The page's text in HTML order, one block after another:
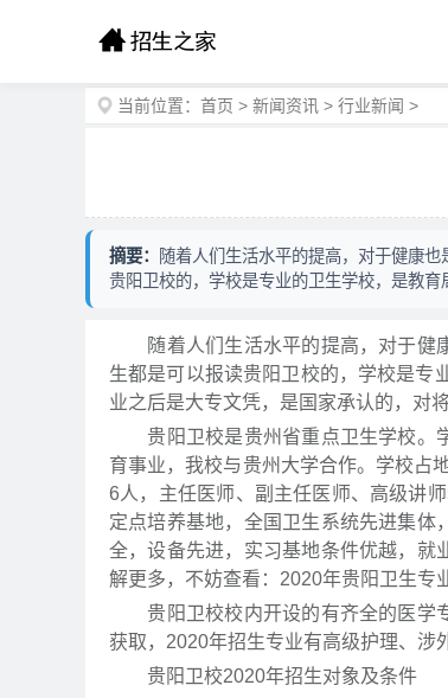
当前位置： 首页 > 新闻资讯 > 行业新闻 >
摘要：
随着人们生活水平的提高，对于健康
贵阳卫校的，学校是专业的卫生学校，是教育
随着人们生活水平的提高，对于健康
生都是可以报读贵阳卫校的，学校是专
业之后是大专文凭，是国家承认的，对
贵阳卫校是贵州省重点卫生学校。学
育事业，我校与贵州大学合作。学校占
6人，主任医师、副主任医师、高级讲
定点培养基地，全国卫生系统先进集体
全，设备先进，实习基地条件优越，就
解更多，不妨查看：2020年贵阳卫生专
贵阳卫校校内开设的有齐全的医学专
获取，2020年招生专业有高级护理、涉
贵阳卫校2020年招生对象及条件